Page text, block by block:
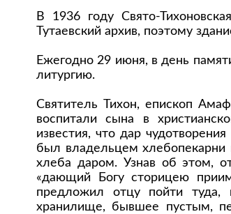
В 1936 году Свято-
Тутаевский архив, поэтому
Ежегодно 29 июня, в день
литургию.
Святитель Тихон, епископ
воспитали сына в
известия, что дар
был владельцем хлебопекарни
хлеба даром. Узнав об этом,
«дающий Богу сторицею
предложил отцу пойти туда,
хранилище, бывшее пустым,